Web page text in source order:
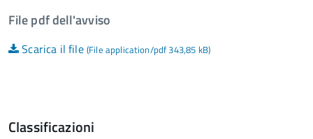
File pdf dell'avviso
Scarica il file (File application/pdf 343,85 kB)
Classificazioni